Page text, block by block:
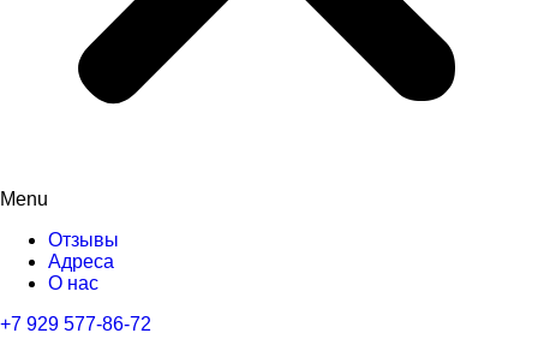
Menu
Отзывы
Адреса
О нас
+7 929 577-86-72